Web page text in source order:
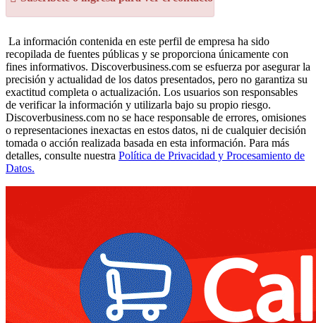
La información contenida en este perfil de empresa ha sido
recopilada de fuentes públicas y se proporciona únicamente con
fines informativos. Discoverbusiness.com se esfuerza por asegurar la
precisión y actualidad de los datos presentados, pero no garantiza su
exactitud completa o actualización. Los usuarios son responsables
de verificar la información y utilizarla bajo su propio riesgo.
Discoverbusiness.com no se hace responsable de errores, omisiones
o representaciones inexactas en estos datos, ni de cualquier decisión
tomada o acción realizada basada en esta información. Para más
detalles, consulte nuestra Política de Privacidad y Procesamiento de
Datos.